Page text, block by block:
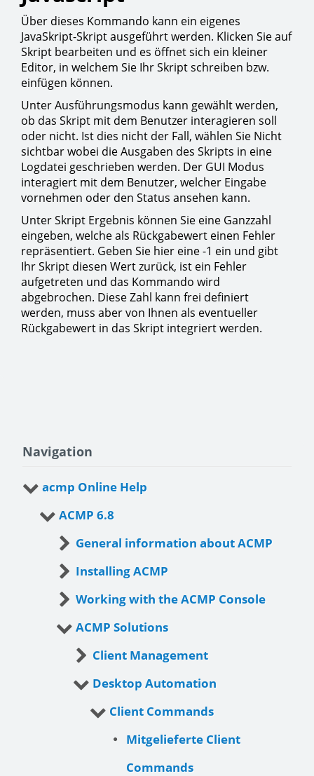
Über dieses Kommando kann ein eigenes
JavaSkript-Skript ausgeführt werden. Klicken Sie auf
Skript bearbeiten und es öffnet sich ein kleiner
Editor, in welchem Sie Ihr Skript schreiben bzw.
einfügen können.
Unter Ausführungsmodus kann gewählt werden,
ob das Skript mit dem Benutzer interagieren soll
oder nicht. Ist dies nicht der Fall, wählen Sie Nicht
sichtbar wobei die Ausgaben des Skripts in eine
Logdatei geschrieben werden. Der GUI Modus
interagiert mit dem Benutzer, welcher Eingabe
vornehmen oder den Status ansehen kann.
Unter Skript Ergebnis können Sie eine Ganzzahl
eingeben, welche als Rückgabewert einen Fehler
repräsentiert. Geben Sie hier eine -1 ein und gibt
Ihr Skript diesen Wert zurück, ist ein Fehler
aufgetreten und das Kommando wird
abgebrochen. Diese Zahl kann frei definiert
werden, muss aber von Ihnen als eventueller
Rückgabewert in das Skript integriert werden.
Navigation
acmp Online Help
ACMP 6.8
General information about ACMP
Installing ACMP
Working with the ACMP Console
ACMP Solutions
Client Management
Desktop Automation
Client Commands
Mitgelieferte Client
Commands